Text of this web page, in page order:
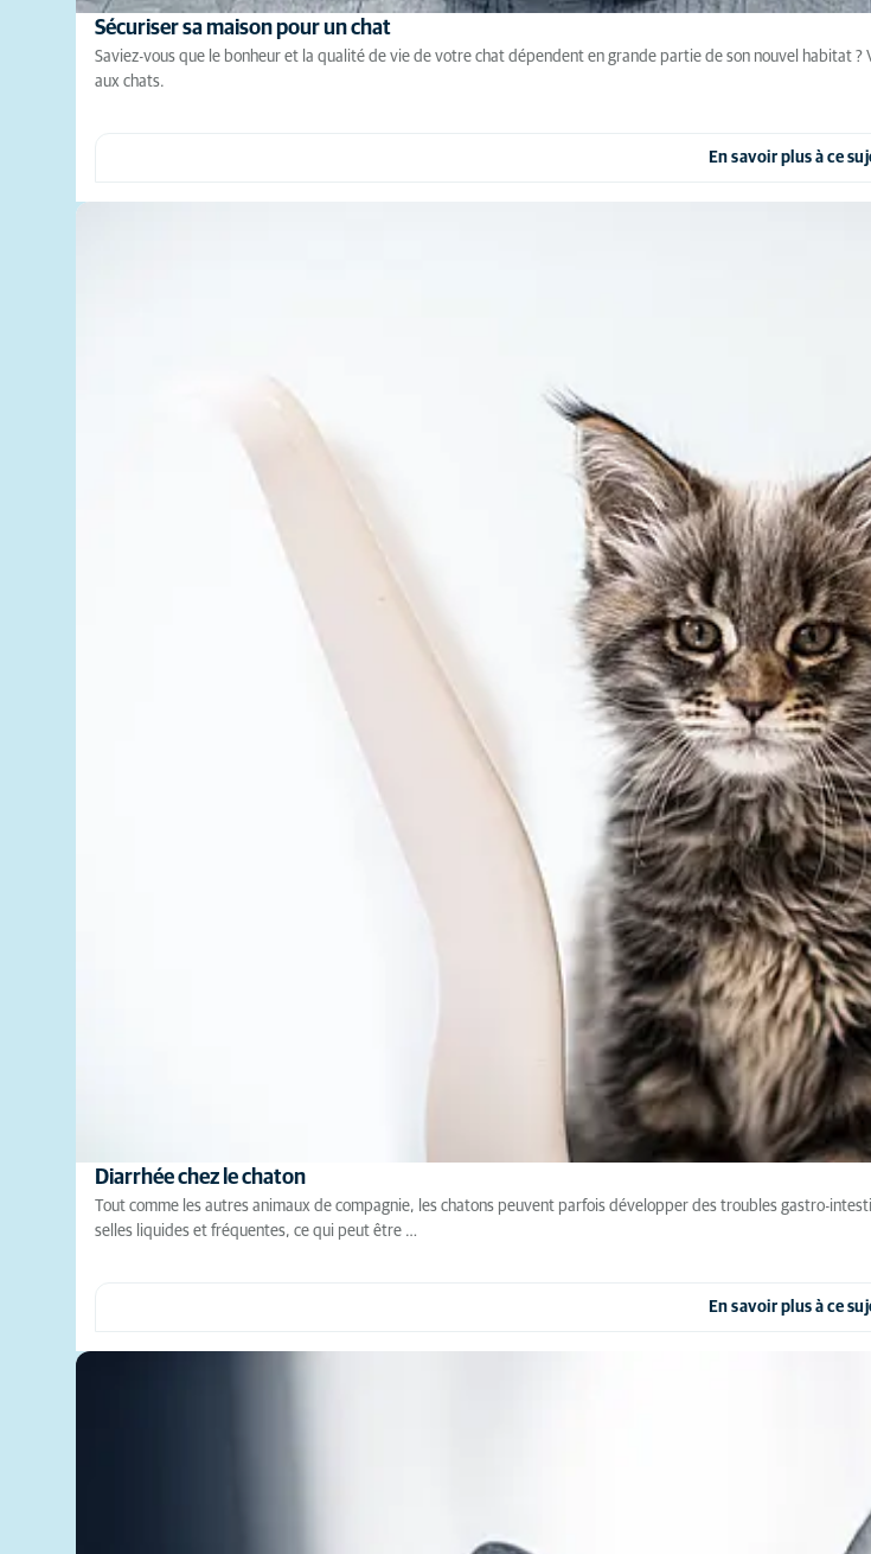
Sécuriser sa maison pour un chat
Saviez-vous que le bonheur et la qualité de vie de votre chat dépendent en grande partie de son nouvel habitat
aux chats.
En savoir plus à ce
Diarrhée chez le chaton
Tout comme les autres animaux de compagnie, les chatons peuvent parfois développer des troubles gastro-
selles liquides et fréquentes, ce qui peut être …
En savoir plus à ce